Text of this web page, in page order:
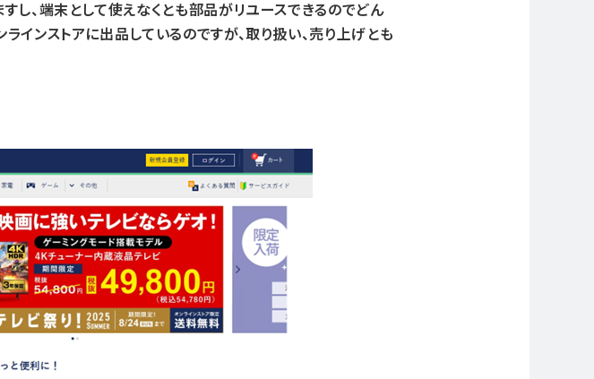
し、端末として使えなくとも部品がリユースできるのでどん
インストアに出品しているのですが、取り扱い、売り上げとも